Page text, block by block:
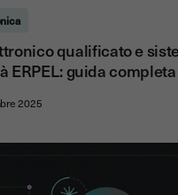
qualificato e
ERPEL: guida completa
2025